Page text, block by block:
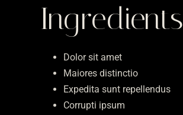
Ingredients
Dolor sit amet
Maiores distinctio
Expedita sunt repellendus
Corrupti ipsum